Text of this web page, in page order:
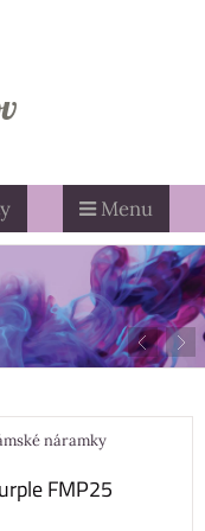
Menu
náramky
FMP25